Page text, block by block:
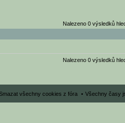
Nalezeno 0 výsledků
Nalezeno 0 výsledků
Všechny časy
všechny cookies z fóra